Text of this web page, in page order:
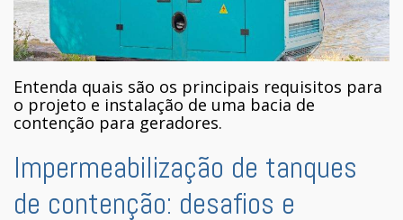
Entenda quais são os principais requisitos para
o projeto e instalação de uma bacia de
contenção para geradores.
Impermeabilização de tanques
de contenção: desafios e